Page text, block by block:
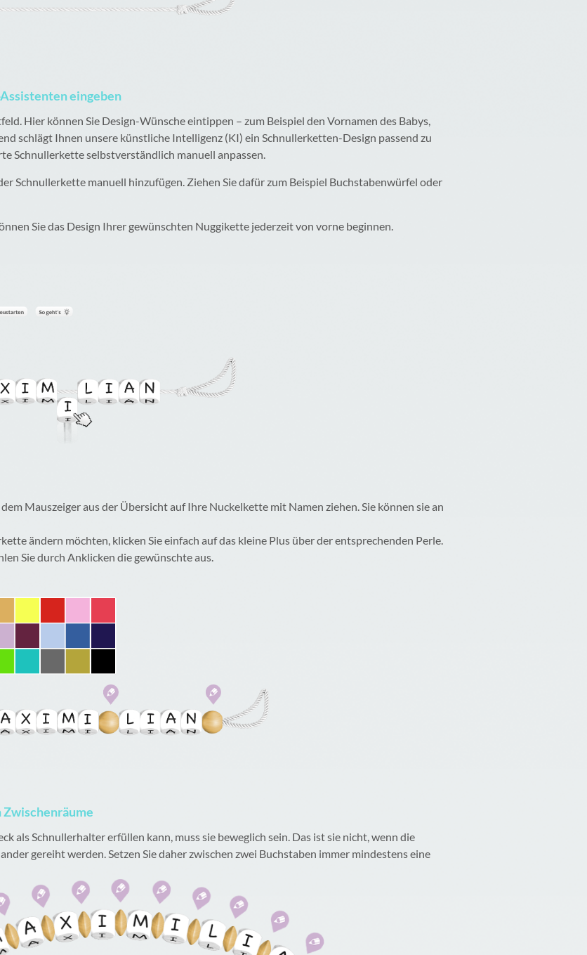
eingeben
Hier können Sie Design-Wünsche eintippen – zum Beispiel den Vornamen des Babys,
schlägt Ihnen unsere künstliche Intelligenz (KI) ein Schnullerketten-Design passend zu
Schnullerkette selbstverständlich manuell anpassen.
Schnullerkette manuell hinzufügen. Ziehen Sie dafür zum Beispiel Buchstabenwürfel oder
Sie das Design Ihrer gewünschten Nuggikette jederzeit von vorne beginnen.
Mauszeiger aus der Übersicht auf Ihre Nuckelkette mit Namen ziehen. Sie können sie an
ändern möchten, klicken Sie einfach auf das kleine Plus über der entsprechenden Perle.
Sie durch Anklicken die gewünschte aus.
als Schnullerhalter erfüllen kann, muss sie beweglich sein. Das ist sie nicht, wenn die
gereiht werden. Setzen Sie daher zwischen zwei Buchstaben immer mindestens eine